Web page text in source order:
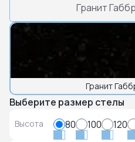
Гранит
Гранит
Выберите размер стелы
Высота 80 100 120